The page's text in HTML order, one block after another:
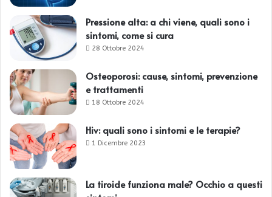
Pressione alta: a chi viene, quali sono i
sintomi, come si cura
28 Ottobre 2024
Osteoporosi: cause, sintomi, prevenzione
e trattamenti
18 Ottobre 2024
Hiv: quali sono i sintomi e le terapie?
1 Dicembre 2023
La tiroide funziona male? Occhio a questi